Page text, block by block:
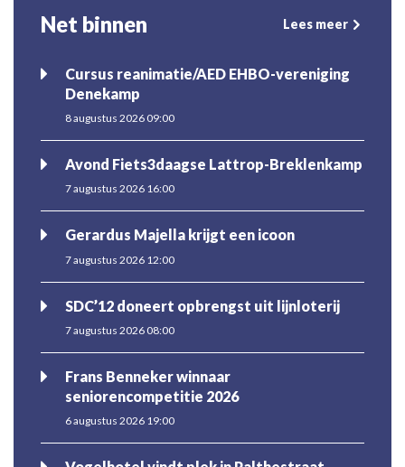
Net binnen Lees meer
Cursus reanimatie/AED EHBO-vereniging
Denekamp
8 augustus 2026 09:00
Avond Fiets3daagse Lattrop-Breklenkamp
7 augustus 2026 16:00
Gerardus Majella krijgt een icoon
7 augustus 2026 12:00
SDC’12 doneert opbrengst uit lijnloterij
7 augustus 2026 08:00
Frans Benneker winnaar
seniorencompetitie 2026
6 augustus 2026 19:00